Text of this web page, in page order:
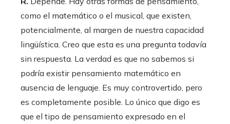
como el matemático o el musical, que existen,
potencialmente, al margen de nuestra capacidad
lingüística. Creo que esta es una pregunta todavía
sin respuesta. La verdad es que no sabemos si
podría existir pensamiento matemático en
ausencia de lenguaje. Es muy controvertido, pero
es completamente posible. Lo único que digo es
que el tipo de pensamiento expresado en el